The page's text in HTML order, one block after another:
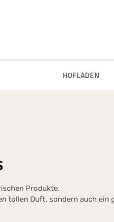
HOFLADEN
Produkte.
tollen Duft, sondern auch ein